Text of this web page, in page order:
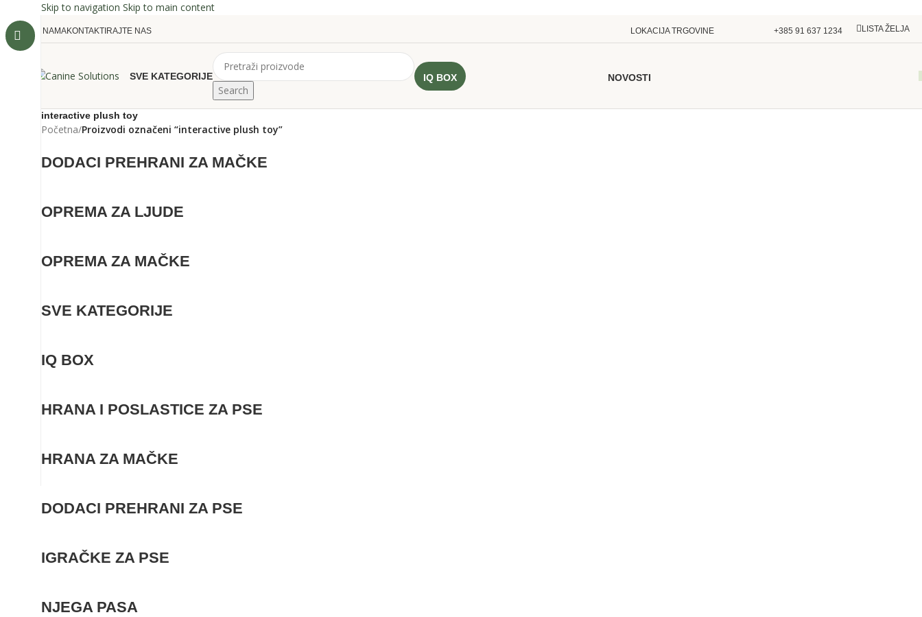
Skip to navigation Skip to main content
O NAMAKONTAKTIRAJTE NAS LOKACIJA TRGOVINE +385 91 637 1234 LISTA ŽELJA
SVE KATEGORIJE
Search
IQ BOX NOVOSTI
interactive plush toy
Početna/Proizvodi označeni “interactive plush toy”
DODACI PREHRANI ZA MAČKE
OPREMA ZA LJUDE
OPREMA ZA MAČKE
SVE KATEGORIJE
IQ BOX
HRANA I POSLASTICE ZA PSE
HRANA ZA MAČKE
DODACI PREHRANI ZA PSE
IGRAČKE ZA PSE
NJEGA PASA